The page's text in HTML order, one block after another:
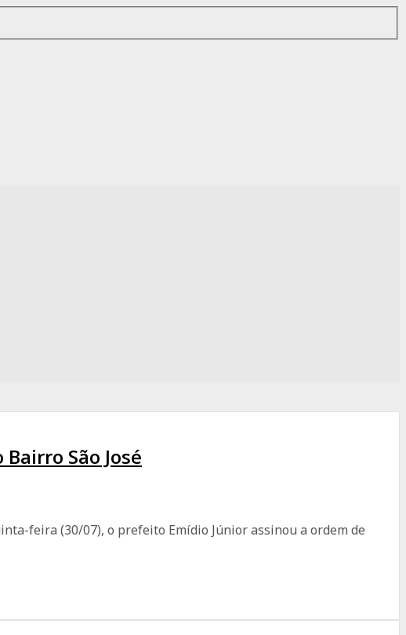
São José
feira (30/07), o prefeito Emídio Júnior assinou a ordem de